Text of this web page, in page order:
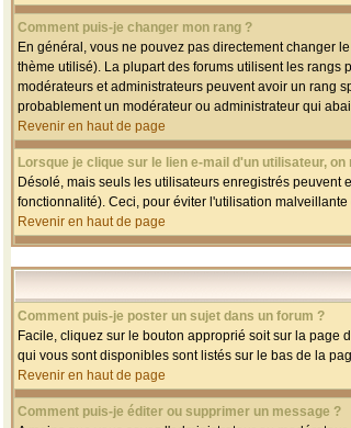
Comment puis-je changer mon rang ?
En général, vous ne pouvez pas directement changer
thème utilisé). La plupart des forums utilisent les
modérateurs et administrateurs peuvent avoir un rang
probablement un modérateur ou administrateur qui
Revenir en haut de page
Lorsque je clique sur le lien e-mail d'un utilisateur,
Désolé, mais seuls les utilisateurs enregistrés
fonctionnalité). Ceci, pour éviter l'utilisation
Revenir en haut de page
Comment puis-je poster un sujet dans un forum ?
Facile, cliquez sur le bouton approprié soit sur la page
qui vous sont disponibles sont listés sur le bas de la
Revenir en haut de page
Comment puis-je éditer ou supprimer un message ?